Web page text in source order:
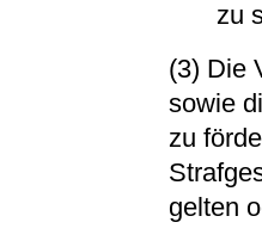
zu
(3) Die
sowie
zu
gelten